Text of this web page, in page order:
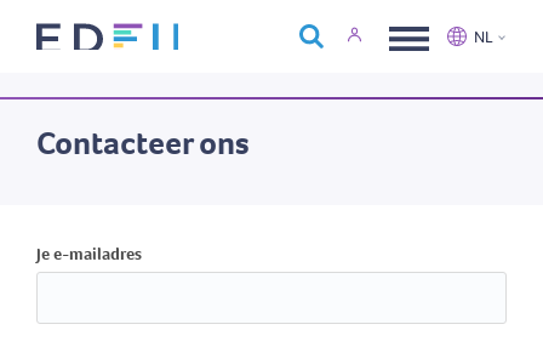
Over Edfin
NL
Contacteer ons
Je e-mailadres